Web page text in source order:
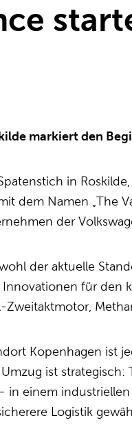
markiert den
in
dem Namen „The
der
der aktuelle
Innovationen für den
Kopenhagen ist
ist
in einem
Logistik